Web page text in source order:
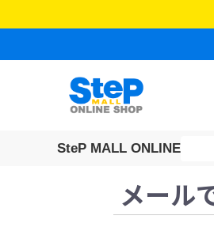
SteP MALL ONLINE
メール